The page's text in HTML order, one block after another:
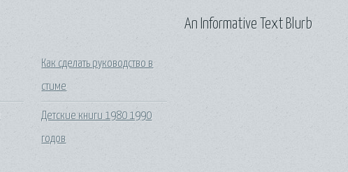
Как сделать руководство в
стиме
Детские книги 1980 1990
годов
An Informative Text Blurb